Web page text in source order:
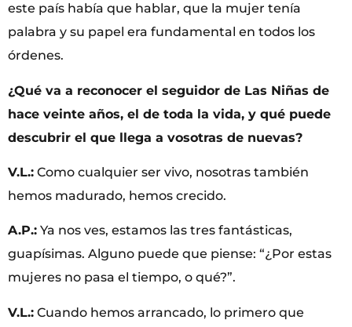
este país había que hablar, que la mujer tenía
palabra y su papel era fundamental en todos los
órdenes.
¿Qué va a reconocer el seguidor de Las Niñas de
hace veinte años, el de toda la vida, y qué puede
descubrir el que llega a vosotras de nuevas?
V.L.: Como cualquier ser vivo, nosotras también
hemos madurado, hemos crecido.
A.P.: Ya nos ves, estamos las tres fantásticas,
guapísimas. Alguno puede que piense: “¿Por estas
mujeres no pasa el tiempo, o qué?”.
V.L.: Cuando hemos arrancado, lo primero que